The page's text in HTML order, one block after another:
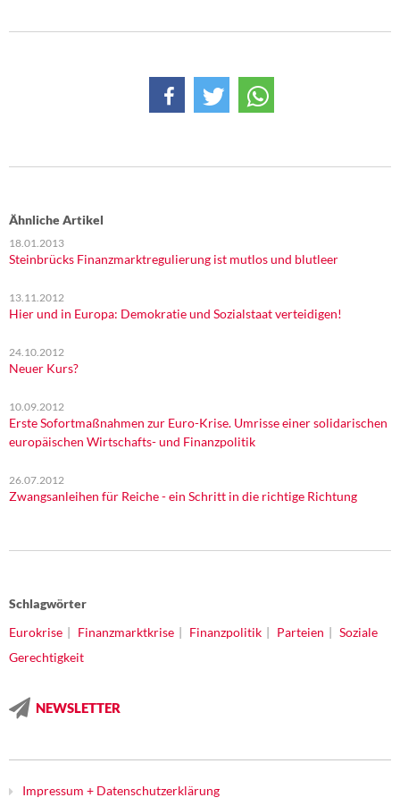
Ähnliche Artikel
18.01.2013
Steinbrücks Finanzmarktregulierung ist mutlos und blutleer
13.11.2012
Hier und in Europa: Demokratie und Sozialstaat verteidigen!
24.10.2012
Neuer Kurs?
10.09.2012
Erste Sofortmaßnahmen zur Euro-Krise. Umrisse einer solidarischen
europäischen Wirtschafts- und Finanzpolitik
26.07.2012
Zwangsanleihen für Reiche - ein Schritt in die richtige Richtung
Schlagwörter
Eurokrise
Finanzmarktkrise Finanzpolitik Parteien
Soziale
Gerechtigkeit
NEWSLETTER
Impressum + Datenschutzerklärung